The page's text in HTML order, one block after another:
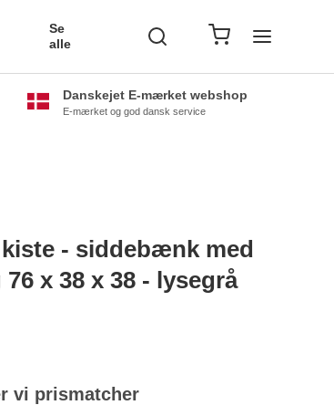
Se
alle
Danskejet E-mærket webshop
E-mærket og god dansk service
- siddebænk med
x 38 x 38 - lysegrå
vi prismatcher